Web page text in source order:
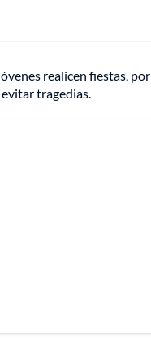
realicen fiestas, por
tragedias.